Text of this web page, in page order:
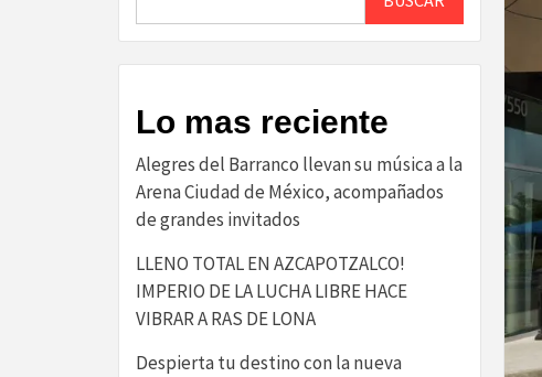
Lo mas reciente
Alegres del Barranco llevan su música a la
Arena Ciudad de México, acompañados
de grandes invitados
LLENO TOTAL EN AZCAPOTZALCO!
IMPERIO DE LA LUCHA LIBRE HACE
VIBRAR A RAS DE LONA
Despierta tu destino con la nueva